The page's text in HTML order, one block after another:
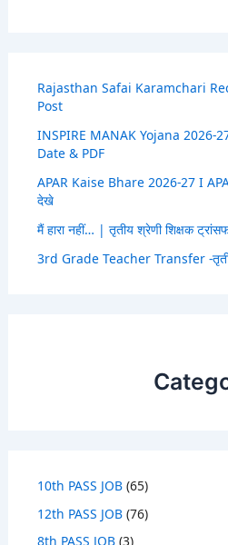
Rajasthan Safai Karamchari
Post
INSPIRE MANAK Yojana
Date & PDF
APAR Kaise Bhare 2026-27 I
देखे
मैं हारा नहीं… | तृतीय श्रेणी शिक्षक
3rd Grade Teacher Transfer -
10th PASS JOB(65)
12th PASS JOB(76)
8th PASS JOB(3)